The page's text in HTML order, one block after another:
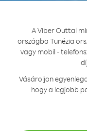
A Viber Outtal
országba Tunézia
vagy mobil -
Vásároljon
hogy a legjobb